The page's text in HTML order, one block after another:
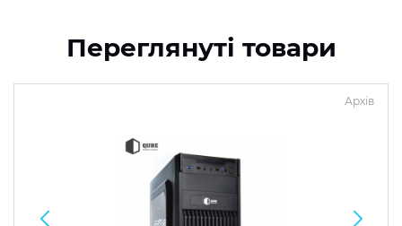
Переглянуті товари
Архів